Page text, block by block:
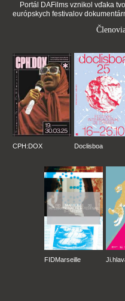
Portál DAFilms vznikol vďaka
európskych festivalov
CPH:DOX Doclisboa
FIDMarseille